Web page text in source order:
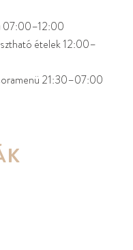
07:00–12:00
ételek 12:00–
21:30–07:00